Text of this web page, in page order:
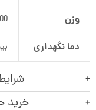
وزن
دما نگهداری
خرید